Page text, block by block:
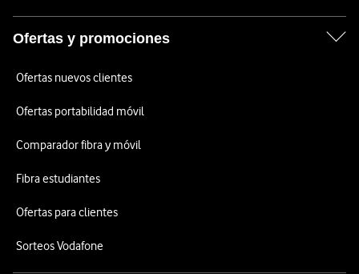
Ofertas y promociones
Ofertas nuevos clientes
Ofertas portabilidad móvil
Comparador fibra y móvil
Fibra estudiantes
Ofertas para clientes
Sorteos Vodafone